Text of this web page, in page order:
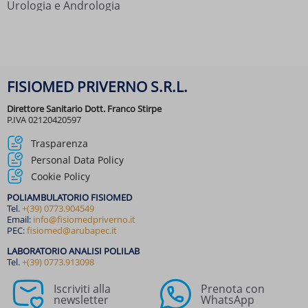
Urologia e Andrologia
FISIOMED PRIVERNO S.R.L.
Direttore Sanitario Dott. Franco Stirpe
P.IVA 02120420597
Trasparenza
Personal Data Policy
Cookie Policy
POLIAMBULATORIO FISIOMED
Tel.+(39) 0773.904549
Email: info@fisiomedpriverno.it
PEC:fisiomed@arubapec.it
LABORATORIO ANALISI POLILAB
Tel.+(39) 0773.913098
Iscriviti alla
newsletter
Prenota con
WhatsApp
lh3.googleusercontent.com
translate.google.com
translate.googleapis.com